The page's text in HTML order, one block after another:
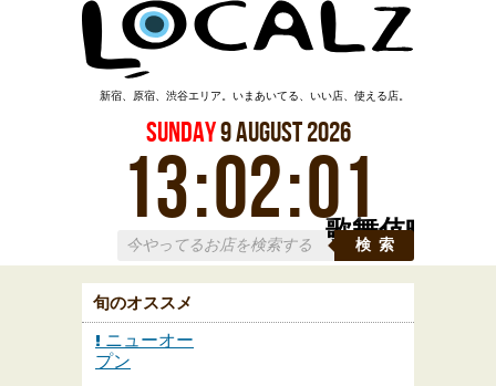
歌舞伎町
新宿、原宿、渋谷エリア。いまあいてる、いい店、使える店。
Sunday9August2026
13:02:02
検索
旬のオススメ
ニューオー
プン